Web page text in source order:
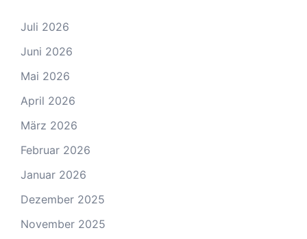
Juli 2026
Juni 2026
Mai 2026
April 2026
März 2026
Februar 2026
Januar 2026
Dezember 2025
November 2025